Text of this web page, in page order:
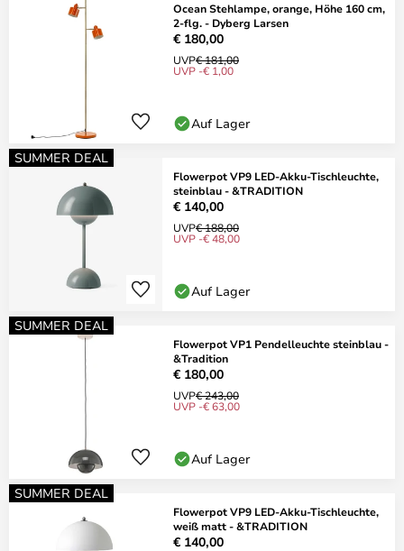
Ocean Stehlampe, orange, Höhe 160 cm,
2-flg. - Dyberg Larsen
€ 180,00
UVP€ 181,00
UVP -€ 1,00
Auf Lager
SUMMER DEAL
Flowerpot VP9 LED-Akku-Tischleuchte,
steinblau - &TRADITION
€ 140,00
UVP€ 188,00
UVP -€ 48,00
Auf Lager
SUMMER DEAL
Flowerpot VP1 Pendelleuchte steinblau -
&Tradition
€ 180,00
UVP€ 243,00
UVP -€ 63,00
Auf Lager
SUMMER DEAL
Flowerpot VP9 LED-Akku-Tischleuchte,
weiß matt - &TRADITION
€ 140,00